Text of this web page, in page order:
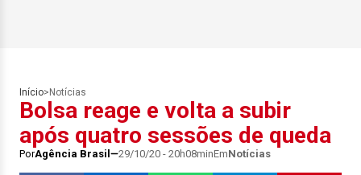
Início> Notícias
Bolsa reage e volta a subir
após quatro sessões de queda
PorAgência Brasil 29/10/20 - 20h08minEmNotícias